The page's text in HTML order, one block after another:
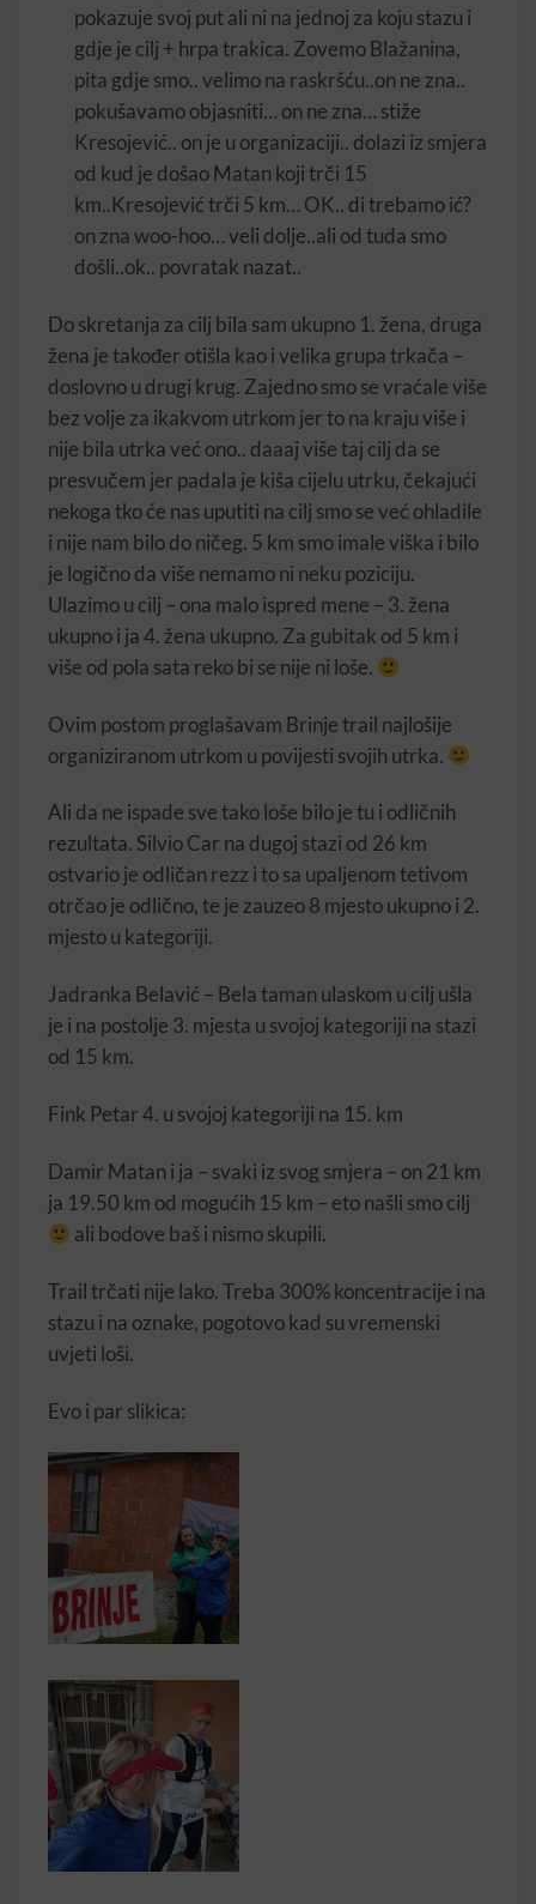
pokazuje svoj put ali ni na jednoj za koju stazu i
gdje je cilj + hrpa trakica. Zovemo Blažanina,
pita gdje smo.. velimo na raskršću..on ne zna..
pokušavamo objasniti… on ne zna… stiže
Kresojević.. on je u organizaciji.. dolazi iz smjera
od kud je došao Matan koji trči 15
km..Kresojević trči 5 km… OK.. di trebamo ić?
on zna woo-hoo… veli dolje..ali od tuda smo
došli..ok.. povratak nazat..
Do skretanja za cilj bila sam ukupno 1. žena, druga
žena je također otišla kao i velika grupa trkača –
doslovno u drugi krug. Zajedno smo se vraćale više
bez volje za ikakvom utrkom jer to na kraju više i
nije bila utrka već ono.. daaaj više taj cilj da se
presvučem jer padala je kiša cijelu utrku, čekajući
nekoga tko će nas uputiti na cilj smo se već ohladile
i nije nam bilo do ničeg. 5 km smo imale viška i bilo
je logično da više nemamo ni neku poziciju.
Ulazimo u cilj – ona malo ispred mene – 3. žena
ukupno i ja 4. žena ukupno. Za gubitak od 5 km i
više od pola sata reko bi se nije ni loše.
Ovim postom proglašavam Brinje trail najlošije
organiziranom utrkom u povijesti svojih utrka.
Ali da ne ispade sve tako loše bilo je tu i odličnih
rezultata. Silvio Car na dugoj stazi od 26 km
ostvario je odličan rezz i to sa upaljenom tetivom
otrčao je odlično, te je zauzeo 8 mjesto ukupno i 2.
mjesto u kategoriji.
Jadranka Belavić – Bela taman ulaskom u cilj ušla
je i na postolje 3. mjesta u svojoj kategoriji na stazi
od 15 km.
Fink Petar 4. u svojoj kategoriji na 15. km
Damir Matan i ja – svaki iz svog smjera – on 21 km
ja 19.50 km od mogućih 15 km – eto našli smo cilj
ali bodove baš i nismo skupili.
Trail trčati nije lako. Treba 300% koncentracije i na
stazu i na oznake, pogotovo kad su vremenski
uvjeti loši.
Evo i par slikica: